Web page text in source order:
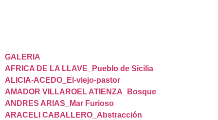
GALERIA
AFRICA DE LA LLAVE_Pueblo de Sicilia
ALICIA-ACEDO_El-viejo-pastor
AMADOR VILLAROEL ATIENZA_Bosque
ANDRES ARIAS_Mar Furioso
ARACELI CABALLERO_Abstracción